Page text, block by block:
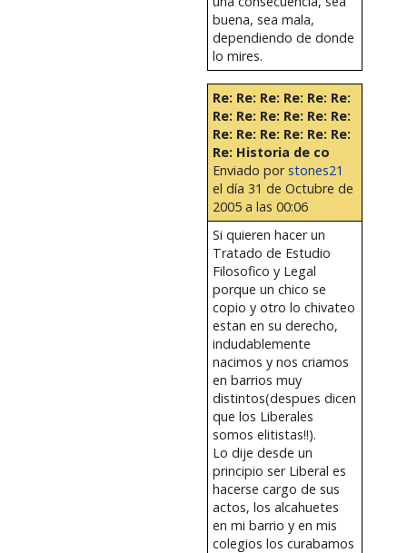
buena, sea mala,
dependiendo de donde
lo mires.
Re: Re: Re: Re: Re: Re:
Re: Re: Re: Re: Re: Re:
Re: Re: Re: Re: Re: Re:
Re: Historia de co
Enviado porstones21
el día 31 de Octubre de
2005 a las 00:06
Si quieren hacer un
Tratado de Estudio
Filosofico y Legal
porque un chico se
copio y otro lo chivateo
estan en su derecho,
indudablemente
nacimos y nos criamos
en barrios muy
distintos(despues dicen
que los Liberales
somos elitistas!!).
Lo dije desde un
principio ser Liberal es
hacerse cargo de sus
actos, los alcahuetes
en mi barrio y en mis
colegios los curabamos